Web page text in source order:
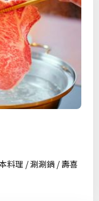
料理 / 涮涮鍋 / 壽喜